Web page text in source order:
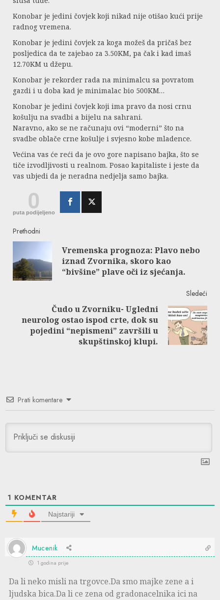
Konobar je jedini čovjek koji nikad nije otišao kući prije
radnog vremena.
Konobar je jedini čovjek za koga možeš da pričaš bez
posljedica da te zajebao za 3.50KM, pa čak i kad imaš
12.70KM u džepu.
Konobar je rekorder rada na minimalcu sa povratom
gazdi i u doba kad je minimalac bio 500KM…
Konobar je jedini čovjek koji ima pravo da nosi crnu
košulju na svadbi a bijelu na sahrani.
Naravno, ako se ne računaju ovi “moderni” što na
svadbe oblače crne košulje i svjesno kobe mladence.
Većina vas će reći da je ovo gore napisano bajka, što se
tiče izvodljivosti u realnom. Posao kapitaliste i jeste da
vas ubjedi da je neradna nedjelja samo bajka.
0
puta podijeljeno
Continue
Reading
Prethodni
Vremenska prognoza: Plavo nebo
iznad Zvornika, skoro kao
“bivšine” plave oči iz sjećanja.
Sledeći
Next
Čudo u Zvorniku- Ugledni
neurolog ostao ispod crte, dok su
pojedini “nepismeni” završili u
skupštinskoj klupi.
Prati komentare
1 KOMENTAR
Najstariji
Mucenik
1 godina prije
Da li neko misli na trgovce.Da smo majke zene a i
ljudska bica.Da li ce zena od gradonacelnika ici na